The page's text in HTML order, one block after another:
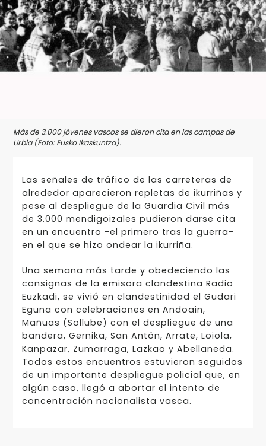
Más de 3.000 jóvenes vascos se dieron cita en las campas de
Urbia (Foto: Eusko Ikaskuntza).
Las señales de tráfico de las carreteras de
alrededor aparecieron repletas de ikurriñas y
pese al despliegue de la Guardia Civil más
de 3.000 mendigoizales pudieron darse cita
en un encuentro -el primero tras la guerra-
en el que se hizo ondear la ikurriña.
Una semana más tarde y obedeciendo las
consignas de la emisora clandestina Radio
Euzkadi, se vivió en clandestinidad el Gudari
Eguna con celebraciones en Andoain,
Mañuas (Sollube) con el despliegue de una
bandera, Gernika, San Antón, Arrate, Loiola,
Kanpazar, Zumarraga, Lazkao y Abellaneda.
Todos estos encuentros estuvieron seguidos
de un importante despliegue policial que, en
algún caso, llegó a abortar el intento de
concentración nacionalista vasca.